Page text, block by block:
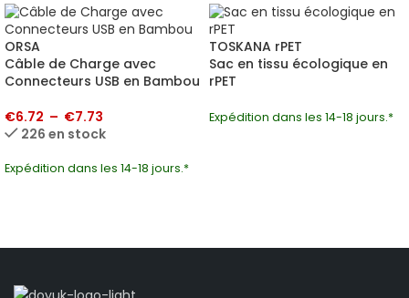
ORSA
Câble de Charge avec
Connecteurs USB en Bambou
€6.72 – €7.73
226 en stock
Expédition dans les 14-18 jours.*
TOSKANA rPET
Sac en tissu écologique en
rPET
Expédition dans les 14-18 jours.*